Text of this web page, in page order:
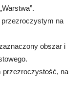
na
obszar i
przezroczystość, na